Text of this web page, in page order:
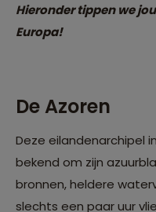
Hieronder tippen we
Europa!
De Azoren
Deze eilandenarchipel
bekend om zijn
bronnen, heldere
slechts een paar uur